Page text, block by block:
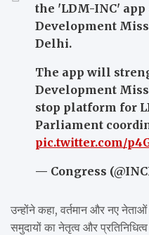
the 'LDM-INC'
Development
Delhi.
The app will
Development
stop platform for
Parliament
pic.twitter.com/
— Congress
उन्होंने कहा, वर्तमान और नए
समुदायों का नेतृत्व और